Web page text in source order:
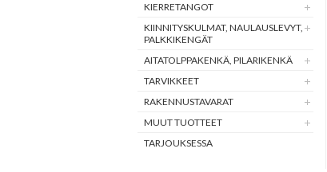
KIERRETANGOT
KIINNITYSKULMAT, NAULAUSLEVYT,
PALKKIKENGÄT
AITATOLPPAKENKÄ, PILARIKENKÄ
TARVIKKEET
RAKENNUSTAVARAT
MUUT TUOTTEET
TARJOUKSESSA